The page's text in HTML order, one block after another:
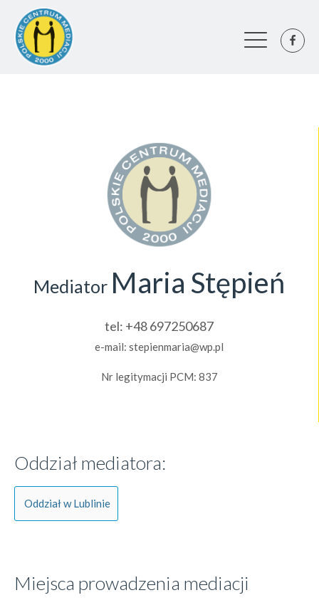
Mediator Maria Stępień
tel: +48 697250687
e-mail: stepienmaria@wp.pl
Nr legitymacji PCM: 837
Oddział mediatora:
Oddział w Lublinie
Miejsca prowadzenia mediacji